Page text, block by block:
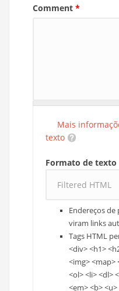
Comment *
Mais
texto
Formato de texto
Endereços
viram links
Tags HTML
<div> <h1>
<img> <map>
<ol> <li> <dl>
<em> <b>